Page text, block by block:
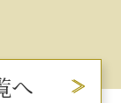
へ